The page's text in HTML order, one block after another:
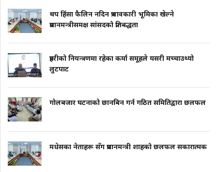
थप हिंसा फैलिन नदिन प्रभावकारी भूमिका खेल्ने
प्रधानमन्त्रीसमक्ष सांसदको प्रतिबद्धता
प्रहरीको नियन्त्रणमा रहेका कर्मा समूहले यसरी मच्चाउथ्यो
लुटपाट
गोलबजार घटनाको छानबिन गर्न गठित समितिद्वारा छलफल
मधेसका नेताहरू सँग प्रधानमन्त्री शाहको छलफल सकारात्मक